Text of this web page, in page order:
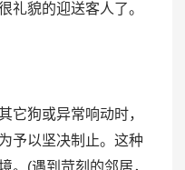
礼貌的迎送客人了。
狗或异常响动时，
予以坚决制止。这种
。(遇到苛刻的邻居，